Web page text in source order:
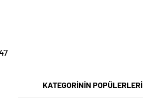
KATEGORİNİN POPÜLERLERİ